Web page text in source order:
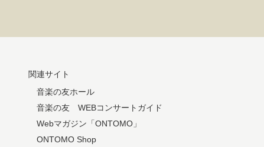
関連サイト
音楽の友ホール
音楽の友 WEBコンサートガイド
Webマガジン「ONTOMO」
ONTOMO Shop